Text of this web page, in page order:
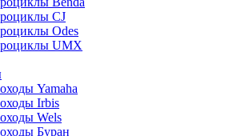
CJ
Odes
UMX
Yamaha
Irbis
Wels
Буран